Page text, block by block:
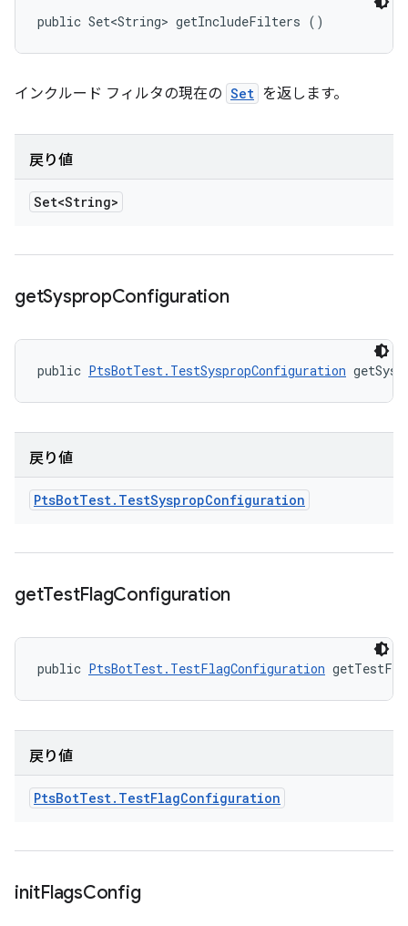
public Set<String> getIncludeFilters ()
インクルード フィルタの現在の Set を返します。
戻り値
Set<String>
getSyspropConfiguration
public PtsBotTest.TestSyspropConfiguration
戻り値
PtsBotTest. TestSyspropConfiguration
getTestFlagConfiguration
public PtsBotTest.TestFlagConfiguration
戻り値
PtsBotTest. TestFlagConfiguration
initFlagsConfig